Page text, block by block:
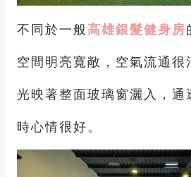
不同於一般高雄銀髮健身房
空間明亮寬敞，空氣流通很
光映著整面玻璃窗灑入，通
時心情很好。